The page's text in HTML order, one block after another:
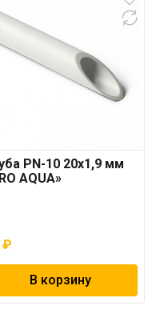
PN-10 20х1,9 мм
AQUA»
₽
В корзину